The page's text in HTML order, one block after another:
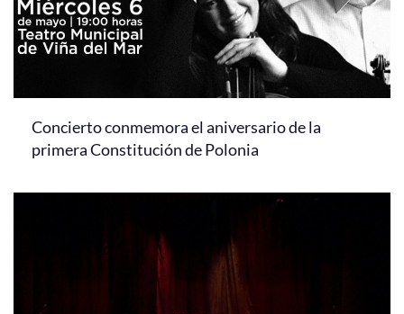
Concierto conmemora el aniversario de la
primera Constitución de Polonia